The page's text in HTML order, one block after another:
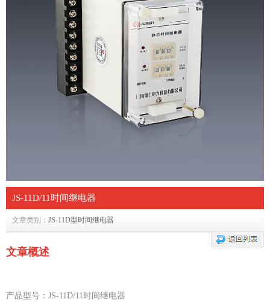
JS-11D/11时间继电器
文章类别： JS-11D型时间继电器
文章概述
产品型号：JS-11D/11时间继电器